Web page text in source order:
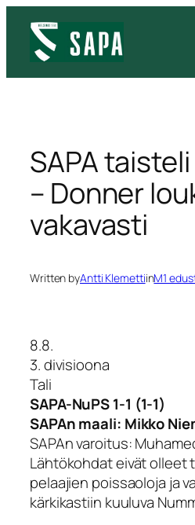
sisältöön
SAPA
– Donner
vakavasti
Written byAntti KlemettiinM1
8.8.
3. divisioona
Tali
SAPA-NuPS 1-1 (1-1)
SAPAn maali: Mikko
SAPAn varoitus:
Lähtökohdat eivät olleet
pelaajien poissaoloja ja
kärkikastiin kuuluva